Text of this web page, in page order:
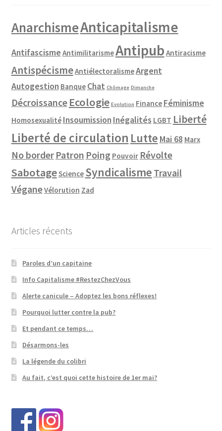
AnarchismeAnticapitalisme
Antifascisme AntimilitarismeAntipub Antiracisme
AntispécismeAntiélectoralismeArgent
Autogestion Banque Chat Chômage Dimanche
Décroissance Ecologie Evolution Finance Féminisme
Homosexualité Insoumission Inégalités LGBT Liberté
Liberté de circulation Lutte Mai 68 Marx
No border Patron Poing Pouvoir Révolte
SabotageScience Syndicalisme Travail
VéganeVélorution Zad
Articles récents
Paroles d’un capitaine
Info Capitalisme #RestezChezVous
Alerte canicule – Adoptez les bons réflexes!
Pourquoi lutter contre la pub?
Et pendant ce temps…
Désarmons-les
La légende du colibri
Au fait, c’est quoi cette histoire de 1er mai?